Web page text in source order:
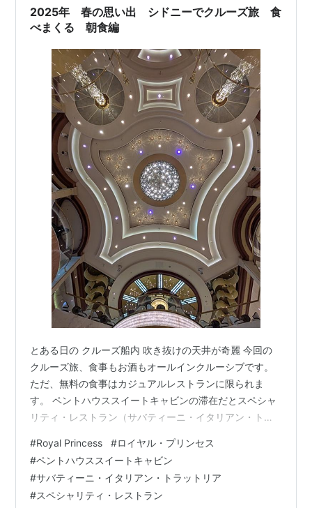
はアイスクリームスタンドやピザ…
2025年 春の思い出 シドニーでクルーズ旅 食
べまくる 朝食編
とある日の クルーズ船内 吹き抜けの天井が奇麗 今回の
クルーズ旅、食事もお酒もオールインクルーシブです。
ただ、無料の食事はカジュアルレストランに限られま
す。 ペントハウススイートキャビンの滞在だとスペシャ
リティ・レストラン（サバティーニ・イタリアン・トラ
ヨーグルトも美味しい。 お味も最高 ボリュームがありま
した。 カジュアルレストランは人であふれていますが こ
こでは静かに落ち着いてフルサービスを受けることがで
きます。 雰囲気も良くて最高ですが、前日の夜食べ過ぎ
#Royal Princess #ロイヤル・プリンセス
#ペントハウススイートキャビン
#サバティーニ・イタリアン・トラットリア
#スペシャリティ・レストラン